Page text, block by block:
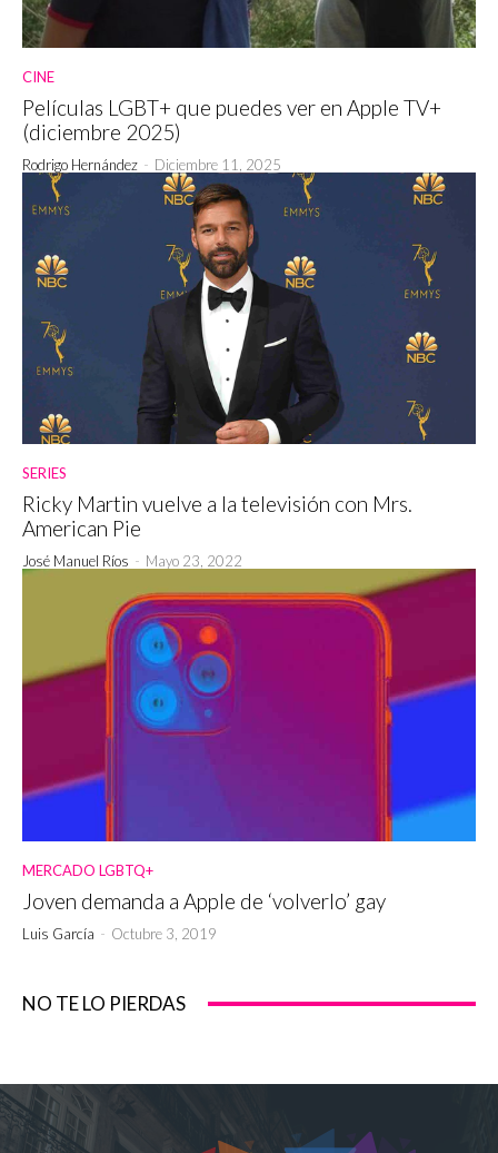
CINE
Películas LGBT+ que puedes ver en Apple TV+
(diciembre 2025)
Rodrigo Hernández - Diciembre 11, 2025
SERIES
Ricky Martin vuelve a la televisión con Mrs.
American Pie
José Manuel Ríos - Mayo 23, 2022
MERCADO LGBTQ+
Joven demanda a Apple de ‘volverlo’ gay
Luis García - Octubre 3, 2019
NO TE LO PIERDAS